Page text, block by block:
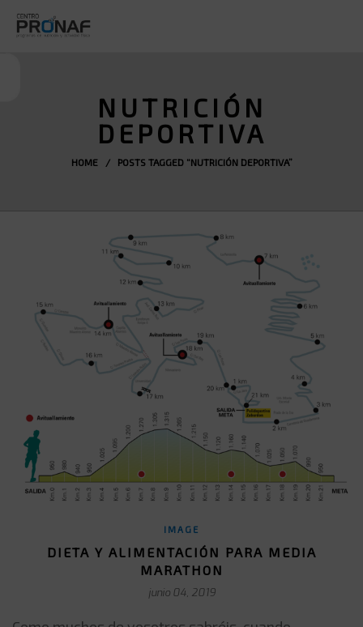
NUTRICIÓN
DEPORTIVA
HOME/ POSTS TAGGED “NUTRICIÓN DEPORTIVA”
IMAGE
DIETA Y ALIMENTACIÓN PARA MEDIA
MARATHON
junio 04, 2019